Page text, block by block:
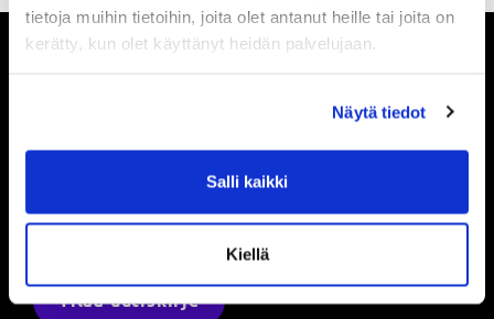
tietoja muihin tietoihin, joita olet antanut heille tai joita on
kerätty, kun olet käyttänyt heidän palvelujaan.
Näytä tiedot
Salli kaikki
Kiellä
tarjouksemme.
Tilaa uutiskirje